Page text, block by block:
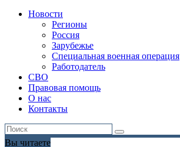
Новости
Регионы
Россия
Зарубежье
Специальная военная операция
Работодатель
СВО
Правовая помощь
О нас
Контакты
Вы читаете